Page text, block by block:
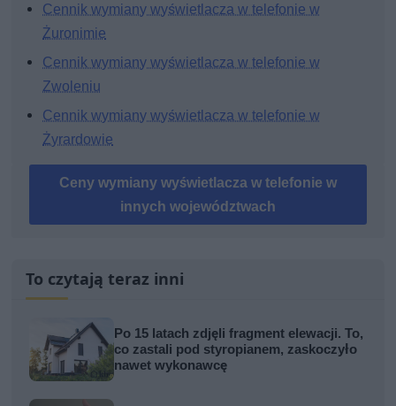
Cennik wymiany wyświetlacza w telefonie w
Żuronimie
Cennik wymiany wyświetlacza w telefonie w
Zwoleniu
Cennik wymiany wyświetlacza w telefonie w
Żyrardowie
Ceny wymiany wyświetlacza w telefonie w
innych województwach
To czytają teraz inni
Po 15 latach zdjęli fragment elewacji. To,
co zastali pod styropianem, zaskoczyło
nawet wykonawcę